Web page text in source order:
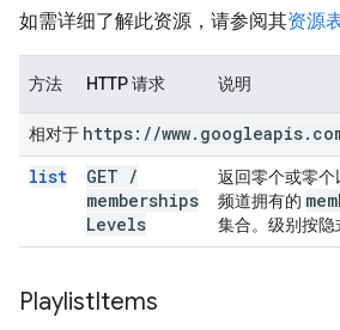
如需详细了解此资源，请参阅其资源
方法 HTTP 请求 说明
相对于 https: //www. googleapis.
list GET /
memberships
Levels
返回零个或零个
频道拥有的
集合。级别按隐
PlaylistItems